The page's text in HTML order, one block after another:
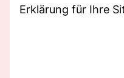
Erklärung für Ihre